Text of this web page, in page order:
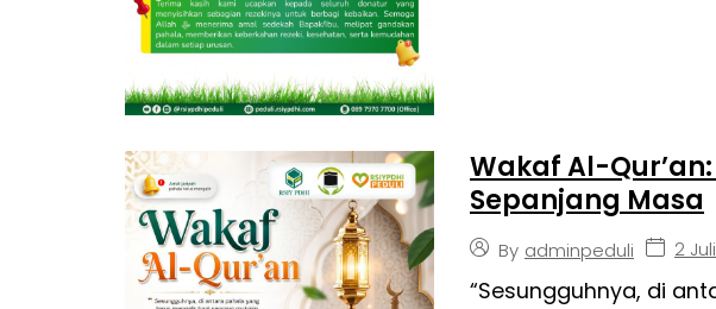
Wakaf Al-
Sepanjang Masa
By adminpeduli 2
“Sesungguhnya, di